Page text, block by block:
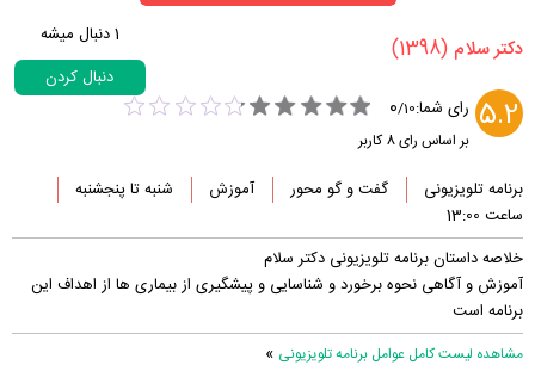
‏دکتر سلام‏ (1398)
1دنبال میشه
دنبال کردن
5.2 رای شما: 0/10
بر اساس رای8کاربر
برنامه تلویزیونی گفت و گو محور آموزش
شنبه‌‌ تا پنجشنبه‌
ساعت 13:00
خلاصه داستان برنامه تلویزیونی دکتر سلام
آموزش و آگاهی نحوه برخورد و شناسایی و پیشگیری از بیماری ها از اهداف این
برنامه است
مشاهده لیست کامل عوامل برنامه تلویزیونی »